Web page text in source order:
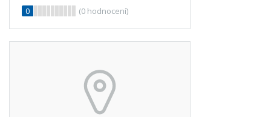
0
(0 hodnocení)